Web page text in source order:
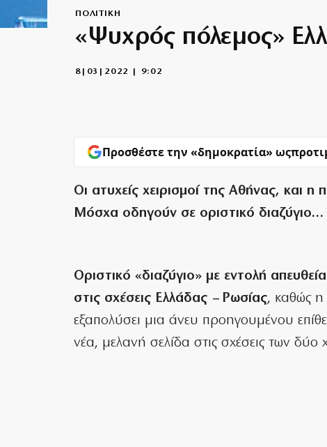
ΠΟΛΙΤΙΚΗ
«Ψυχρός πόλεμος»
8|03|2022 | 9:02
Προσθέστε την «δημοκρατία» ως
Οι ατυχείς χειρισμοί της Αθήνας, και
Μόσχα οδηγούν σε οριστικό διαζύγιο…
Οριστικό «διαζύγιο» με εντολή
στις σχέσεις Ελλάδας – Ρωσίας, καθώς η
εξαπολύσει μια άνευ προηγουμένου
νέα, μελανή σελίδα στις σχέσεις των δύο